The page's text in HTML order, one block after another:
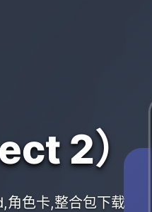
2）
角色卡,整合包下载